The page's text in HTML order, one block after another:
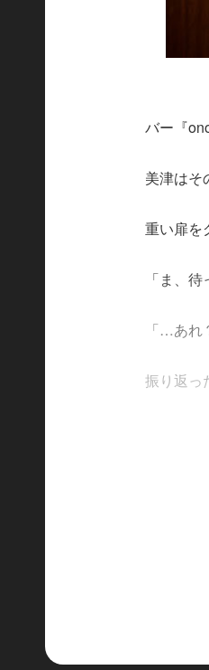
バー『
美津はそ
重い扉を
「ま、
「…あれ
振り返っ